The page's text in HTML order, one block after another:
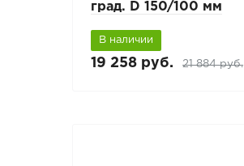
град. D 150/100 мм
В наличии
19 258 руб. 21 884 руб.